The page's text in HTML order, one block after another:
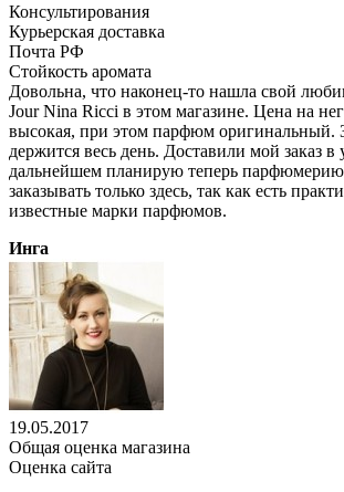
Консультирования
Курьерская доставка
Почта РФ
Стойкость аромата
Довольна, что наконец-то нашла свой
Jour Nina Ricci в этом магазине. Цена на
высокая, при этом парфюм оригинальный.
держится весь день. Доставили мой заказ
дальнейшем планирую теперь парфюмерию
заказывать только здесь, так как есть
известные марки парфюмов.
Инга
19.05.2017
Общая оценка магазина
Оценка сайта